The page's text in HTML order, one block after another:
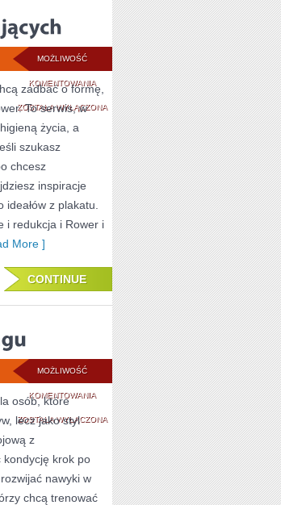
MOŻLIWOŚĆ
KOMENTOWANIAFITNESS
DLA
POCZĄTKUJĄCYCH
ZOSTAŁA WYŁĄCZONA
zadbać o formę,
To serwis, w
życia, a
szukasz
chcesz
inspiracje
z plakatu.
i redukcja i Rower i
More ]
CONTINUE
MOŻLIWOŚĆ
KOMENTOWANIAFAKTY
I
MITY
TRENINGU
ZOSTAŁA WYŁĄCZONA
osób, które
lecz jako styl
z
kondycję krok po
nawyki w
chcą trenować